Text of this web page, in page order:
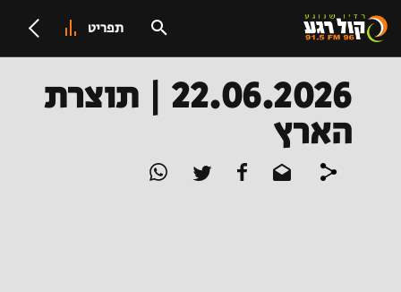
תפריט
22.06.2026 | תוצרת
הארץ